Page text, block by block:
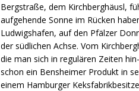
Bergstraße, dem Kirchberghäusl,
aufgehende Sonne im Rücken
Ludwigshafen, auf den Pfälzer
der südlichen Achse. Vom
die man sich in regulären Zeiten
schon ein Bensheimer Produkt in
einem Hamburger